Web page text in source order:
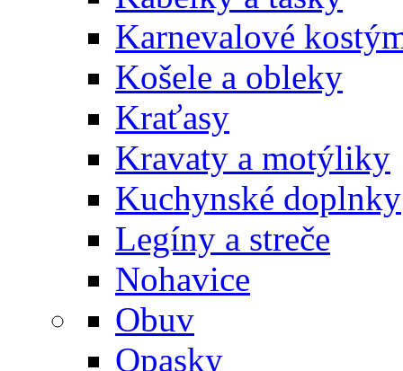
Karnevalové
Košele a obleky
Kraťasy
Kravaty a motýliky
Kuchynské doplnky
Legíny a streče
Nohavice
Obuv
Opasky